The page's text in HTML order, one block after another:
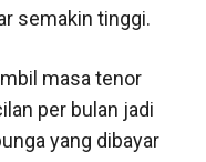
semakin tinggi.
masa tenor
per bulan jadi
yang dibayar